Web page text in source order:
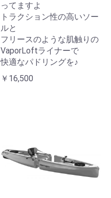
ってますよ
トラクション性の高いソー
ルと
フリースのような肌触りの
VaporLoftライナーで
快適なパドリングを♪
￥16,500